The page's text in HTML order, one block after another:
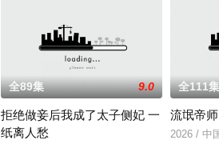
全89集 9.0
拒绝做妾后我成了太子侧妃 一
纸离人愁
全111集
流氓帝
2026 / 中